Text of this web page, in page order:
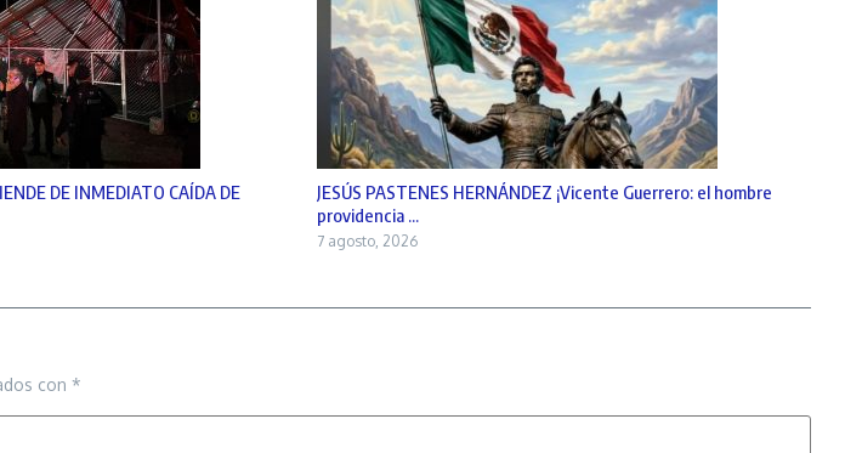
DE INMEDIATO CAÍDA DE
JESÚS PASTENES HERNÁNDEZ ¡Vicente Guerrero: el hombre
providencia ...
7 agosto, 2026
con *